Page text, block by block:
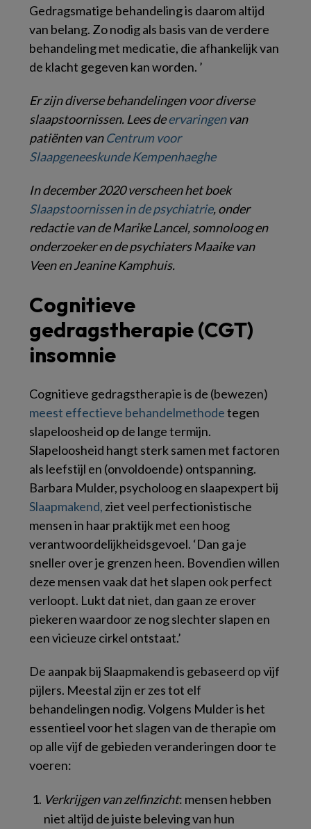
Gedragsmatige behandeling is daarom altijd
van belang. Zo nodig als basis van de verdere
behandeling met medicatie, die afhankelijk van
de klacht gegeven kan worden. ’
Er zijn diverse behandelingen voor diverse
slaapstoornissen. Lees deervaringenvan
patiënten vanCentrum voor
Slaapgeneeskunde Kempenhaeghe
In december 2020 verscheen het boek
Slaapstoornissen in de psychiatrie, onder
redactie van de Marike Lancel, somnoloog en
onderzoeker en de psychiaters Maaike van
Veen en Jeanine Kamphuis.
Cognitieve
gedragstherapie (CGT)
insomnie
Cognitieve gedragstherapie is de (bewezen)
meest effectieve behandelmethodetegen
slapeloosheid op de lange termijn.
Slapeloosheid hangt sterk samen met factoren
als leefstijl en (onvoldoende) ontspanning.
Barbara Mulder, psycholoog en slaapexpert bij
Slaapmakend, ziet veel perfectionistische
mensen in haar praktijk met een hoog
verantwoordelijkheidsgevoel. ‘Dan ga je
sneller over je grenzen heen. Bovendien willen
deze mensen vaak dat het slapen ook perfect
verloopt. Lukt dat niet, dan gaan ze erover
piekeren waardoor ze nog slechter slapen en
een vicieuze cirkel ontstaat.’
De aanpak bij Slaapmakend is gebaseerd op vijf
pijlers. Meestal zijn er zes tot elf
behandelingen nodig. Volgens Mulder is het
essentieel voor het slagen van de therapie om
op alle vijf de gebieden veranderingen door te
voeren:
Verkrijgen van zelfinzicht: mensen hebben
niet altijd de juiste beleving van hun